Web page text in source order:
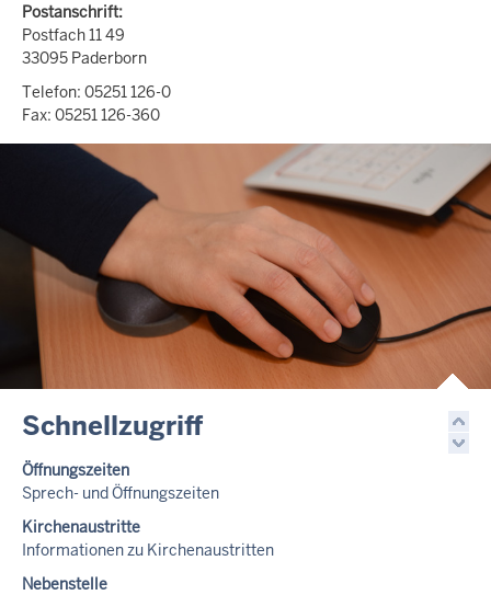
Postanschrift:
Postfach 11 49
33095 Paderborn
Telefon: 05251 126-0
Fax: 05251 126-360
Kontakt per E-Mail
Schnellzugriff
Öffnungszeiten
Sprech- und Öffnungszeiten
Kirchenaustritte
Informationen zu Kirchenaustritten
Nebenstelle